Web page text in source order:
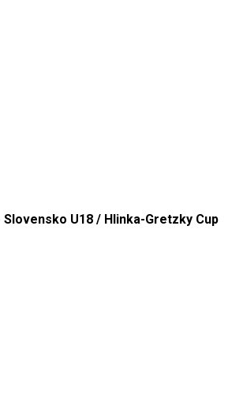
Slovensko U18 / Hlinka-Gretzky Cup